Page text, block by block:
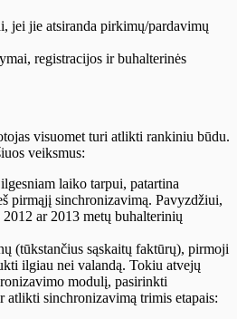
jei jie atsiranda pirkimų/pardavimų
registracijos ir buhalterinės
visuomet turi atlikti rankiniu būdu.
veiksmus:
laiko tarpui, patartina
pirmąjį sinchronizavimą. Pavyzdžiui,
ar 2013 metų buhalterinių
(tūkstančius sąskaitų faktūrų), pirmoji
ilgiau nei valandą. Tokiu atvejų
modulį, pasirinkti
atlikti sinchronizavimą trimis etapais: